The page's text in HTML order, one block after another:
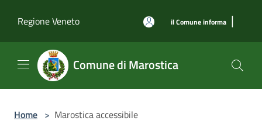
Regione Veneto
il Comune informa |
Comune di Marostica
Home > Marostica accessibile